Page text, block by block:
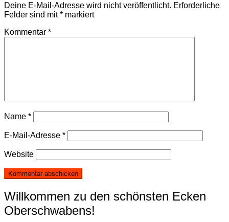
Deine E-Mail-Adresse wird nicht veröffentlicht. Erforderliche
Felder sind mit* markiert
Kommentar *
Name *
E-Mail-Adresse *
Website
Willkommen zu den schönsten Ecken
Oberschwabens!